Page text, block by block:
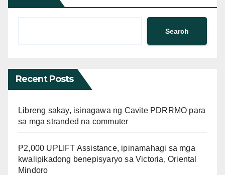
Search
Recent Posts
Libreng sakay, isinagawa ng Cavite PDRRMO para
sa mga stranded na commuter
₱2,000 UPLIFT Assistance, ipinamahagi sa mga
kwalipikadong benepisyaryo sa Victoria, Oriental
Mindoro